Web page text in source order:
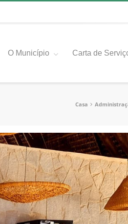
O Município Carta de
Casa